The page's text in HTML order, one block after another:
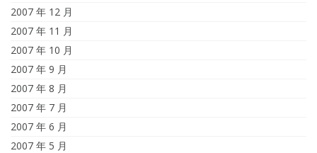
2007 年 12 月
2007 年 11 月
2007 年 10 月
2007 年 9 月
2007 年 8 月
2007 年 7 月
2007 年 6 月
2007 年 5 月